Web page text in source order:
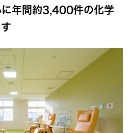
に年間約3,400件の化学